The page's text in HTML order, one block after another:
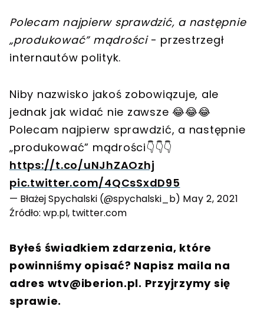
Polecam najpierw sprawdzić, a następnie
„produkować” mądrości- przestrzegł
internautów polityk.
Niby nazwisko jakoś zobowiązuje, ale
jednak jak widać nie zawsze 😂😂😂
Polecam najpierw sprawdzić, a następnie
„produkować” mądrości👇👇👇
https://t.co/uNJhZAOzhj
pic.twitter.com/4QCsSxdD95
— Błażej Spychalski (@spychalski_b) May 2, 2021
Źródło: wp.pl, twitter.com
Byłeś świadkiem zdarzenia, które
powinniśmy opisać? Napisz maila na
adres wtv@iberion.pl. Przyjrzymy się
sprawie.